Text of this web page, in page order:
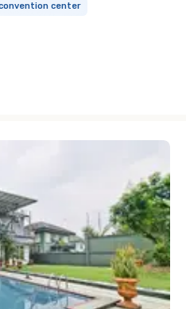
center